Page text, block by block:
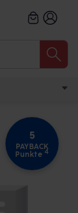
5
PAYBACK
Punkte 4